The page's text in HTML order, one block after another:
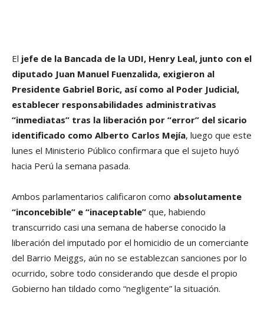
El jefe de la Bancada de la UDI, Henry Leal, junto con el
diputado Juan Manuel Fuenzalida, exigieron al
Presidente Gabriel Boric, así como al Poder Judicial,
establecer responsabilidades administrativas
“inmediatas” tras la liberación por “error” del sicario
identificado como Alberto Carlos Mejía, luego que este
lunes el Ministerio Público confirmara que el sujeto huyó
hacia Perú la semana pasada.
Ambos parlamentarios calificaron como absolutamente
“inconcebible” e “inaceptable” que, habiendo
transcurrido casi una semana de haberse conocido la
liberación del imputado por el homicidio de un comerciante
del Barrio Meiggs, aún no se establezcan sanciones por lo
ocurrido, sobre todo considerando que desde el propio
Gobierno han tildado como “negligente” la situación.